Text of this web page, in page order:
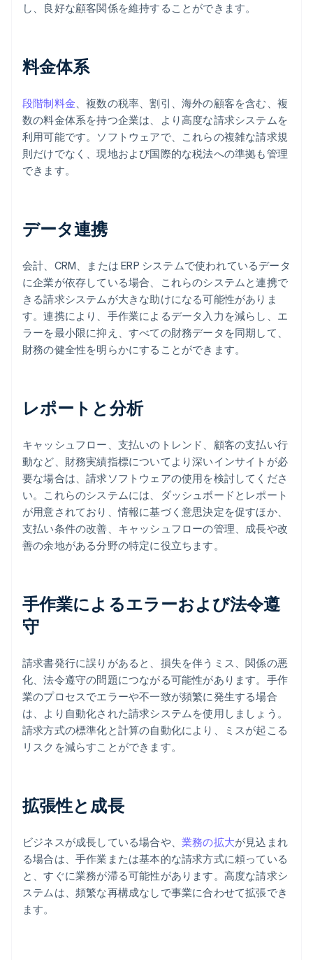
し、良好な顧客関係を維持することができます。
料金体系
段階制料金、複数の税率、割引、海外の顧客を含む、複
数の料金体系を持つ企業は、より高度な請求システムを
利用可能です。ソフトウェアで、これらの複雑な請求規
則だけでなく、現地および国際的な税法への準拠も管理
できます。
データ連携
会計、CRM、または ERP システムで使われているデータ
に企業が依存している場合、これらのシステムと連携で
きる請求システムが大きな助けになる可能性がありま
す。連携により、手作業によるデータ入力を減らし、エ
ラーを最小限に抑え、すべての財務データを同期して、
財務の健全性を明らかにすることができます。
レポートと分析
キャッシュフロー、支払いのトレンド、顧客の支払い行
動など、財務実績指標についてより深いインサイトが必
要な場合は、請求ソフトウェアの使用を検討してくださ
い。これらのシステムには、ダッシュボードとレポート
が用意されており、情報に基づく意思決定を促すほか、
支払い条件の改善、キャッシュフローの管理、成長や改
善の余地がある分野の特定に役立ちます。
手作業によるエラーおよび法令遵
守
請求書発行に誤りがあると、損失を伴うミス、関係の悪
化、法令遵守の問題につながる可能性があります。手作
業のプロセスでエラーや不一致が頻繁に発生する場合
は、より自動化された請求システムを使用しましょう。
請求方式の標準化と計算の自動化により、ミスが起こる
リスクを減らすことができます。
拡張性と成長
ビジネスが成長している場合や、 業務の拡大が見込まれ
る場合は、手作業または基本的な請求方式に頼っている
と、すぐに業務が滞る可能性があります。高度な請求シ
ステムは、頻繁な再構成なしで事業に合わせて拡張でき
ます。